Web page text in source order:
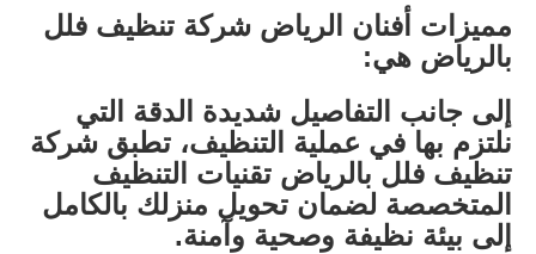
مميزات أفنان الرياض شركة تنظيف فلل
بالرياض هي:
إلى جانب التفاصيل شديدة الدقة التي
نلتزم بها في عملية التنظيف، تطبق شركة
تنظيف فلل بالرياض تقنيات التنظيف
المتخصصة لضمان تحويل منزلك بالكامل
إلى بيئة نظيفة وصحية وآمنة.